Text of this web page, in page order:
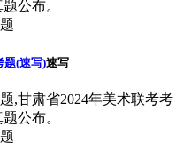
公布。
题(速写)速写
,甘肃省2024年美术联考考
公布。